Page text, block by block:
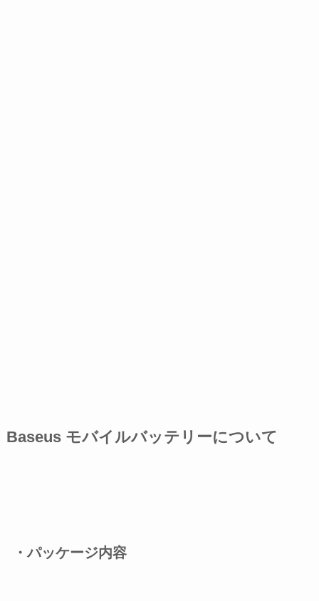
Baseus モバイルバッテリーについて
・パッケージ内容